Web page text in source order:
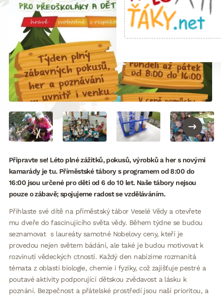
Připravte se! Léto plné zážitků, pokusů, výrobků a her s novými
kamarády je tu. Příměstské tábory s programem od 8:00 do
16:00 jsou určené pro děti od 6 do 10 let. Naše tábory nejsou
pouze o zábavě; spojujeme radost se vzděláváním.
Přihlaste své dítě na příměstský tábor Veselé Vědy a otevřete
mu dveře do fascinujícího světa vědy. Během týdne se budou
seznamovat s laureáty samotné Nobelovy ceny, kteří je
provedou nejen světem bádání, ale také je budou motivovat k
rozvinutí vědeckých ctností. Každý den nabízíme rozmanitá
témata z oblasti biologie, chemie i fyziky, což zajišťuje pestré a
poutavé aktivity podporující dětskou zvědavost a lásku k
poznání. Bezpečnost a přátelské prostředí jsou naší prioritou, a